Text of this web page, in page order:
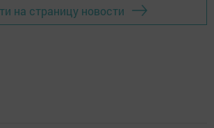
на страницу новости